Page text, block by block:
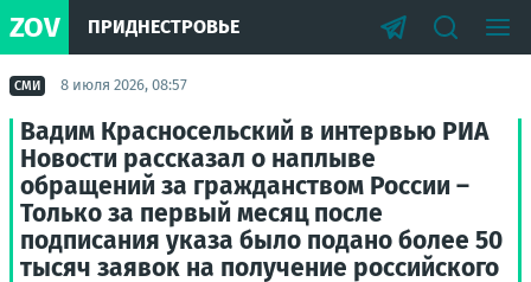
ZOV ПРИДНЕСТРОВЬЕ
СМИ 8 июля 2026, 08:57
Вадим Красносельский в интервью РИА
Новости рассказал о наплыве
обращений за гражданством России –
Только за первый месяц после
подписания указа было подано более 50
тысяч заявок на получение российского